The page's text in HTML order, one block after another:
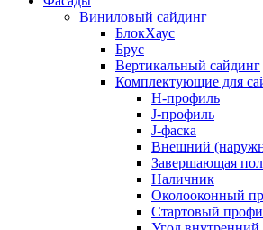
Виниловый сайдинг
БлокХаус
Брус
Вертикальный сайдинг
Комплектующие для
H-профиль
J-профиль
J-фаска
Внешний
Завершающая
Наличник
Околооконный
Стартовый